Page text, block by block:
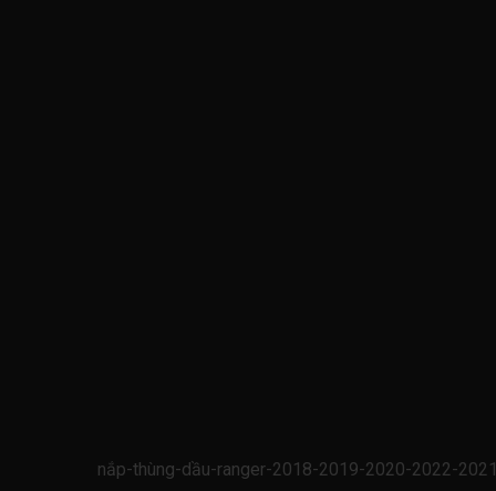
nắp-thùng-dầu-ranger-2018-2019-2020-2022-